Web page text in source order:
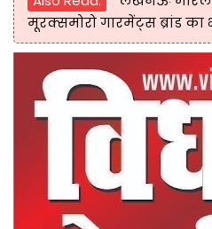
मूरक्समोरो गारमेंट्स ब्रांड